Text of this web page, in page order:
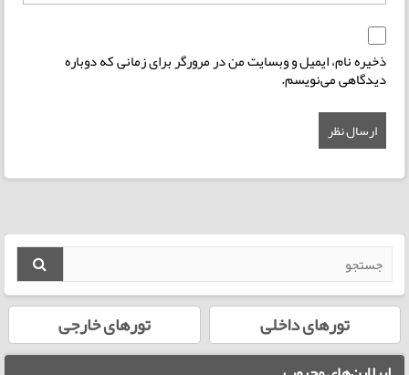
ذخیره نام، ایمیل و وبسایت من در مرورگر برای زمانی که دوباره
دیدگاهی می‌نویسم.
تورهای داخلی تورهای خارجی